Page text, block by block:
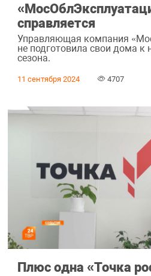
справляется
Управляющая компания
не подготовила свои дома к
сезона.
11 сентября 2024 4707
Плюс одна «Точка